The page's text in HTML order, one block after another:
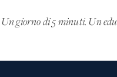
Un giorno di 5 minuti. Un